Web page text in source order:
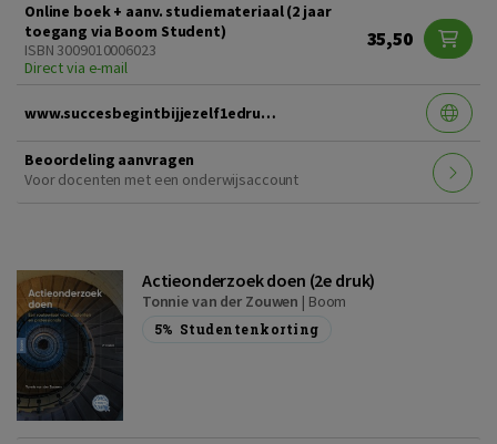
Online boek + aanv. studiemateriaal (2 jaar
toegang via Boom Student)
ISBN 3009010006023
Direct via e-mail
35,50
www.succesbegintbijjezelf1edruk.nl
Beoordeling aanvragen
Voor docenten met een onderwijsaccount
Actieonderzoek doen (2e druk)
Tonnie van der Zouwen | Boom
5% Studentenkorting